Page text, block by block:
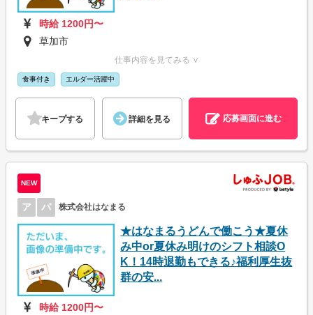
時給 1200円〜
草加市
仕事内容を見てみる ∨
食事付き エルダー活躍中
キープする 詳細を見る 応募画面に進む
NEW
ア パ 株式会社はなまる
★はなまるうどんで働こう★夏休
み中or夏休み明けのシフト相談O
K！14時退勤もできる♪福利厚生抜
群の安...
時給 1200円〜